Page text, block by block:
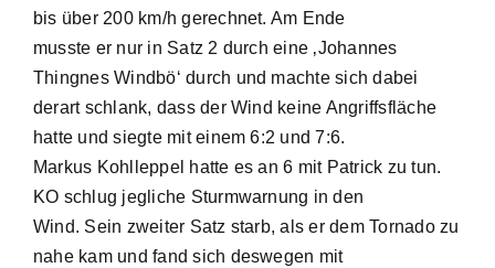
bis über 200 km/h gerechnet. Am Ende
musste er nur in Satz 2 durch eine ‚Johannes
Thingnes Windbö‘ durch und machte sich dabei
derart schlank, dass der Wind keine Angriffsfläche
hatte und siegte mit einem 6:2 und 7:6.
Markus Kohlleppel hatte es an 6 mit Patrick zu tun.
KO schlug jegliche Sturmwarnung in den
Wind. Sein zweiter Satz starb, als er dem Tornado zu
nahe kam und fand sich deswegen mit